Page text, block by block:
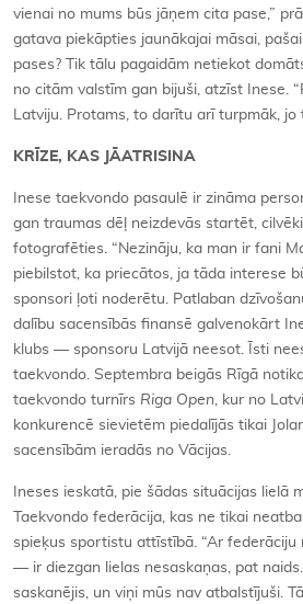
vienai no mums būs jāņem cita pase,”
gatava piekāpties jaunākajai māsai,
pases? Tik tālu pagaidām netiekot
no citām valstīm gan bijuši, atzīst Inese.
Latviju. Protams, to darītu arī turpmāk, jo
KRĪZE, KAS JĀATRISINA
Inese taekvondo pasaulē ir zināma
gan traumas dēļ neizdevās startēt,
fotografēties. “Nezināju, ka man ir fani
piebilstot, ka priecātos, ja tāda interese
sponsori ļoti noderētu. Patlaban
dalību sacensībās finansē galvenokārt
klubs — sponsoru Latvijā neesot. Īsti
taekvondo. Septembra beigās Rīgā
taekvondo turnīrs Riga Open, kur no
konkurencē sievietēm piedalījās tikai
sacensībām ieradās no Vācijas.
Ineses ieskatā, pie šādas situācijas lielā
Taekvondo federācija, kas ne tikai
spieķus sportistu attīstībā. “Ar
— ir diezgan lielas nesaskaņas, pat
saskanējis, un viņi mūs nav atbalstījuši.